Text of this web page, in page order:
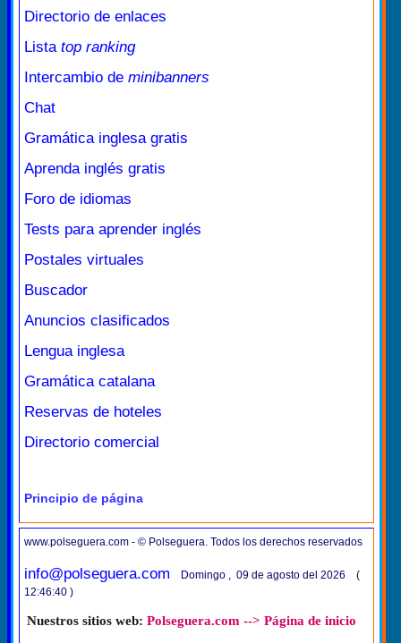
Directorio de enlaces
Lista top ranking
Intercambio de minibanners
Chat
Gramática inglesa gratis
Aprenda inglés gratis
Foro de idiomas
Tests para aprender inglés
Postales virtuales
Buscador
Anuncios clasificados
Lengua inglesa
Gramática catalana
Reservas de hoteles
Directorio comercial
Principio de página
www.polseguera.com - © Polseguera. Todos los derechos reservados
info@polseguera.com
Domingo , 09 de agosto del 2026 (
12:46:40 )
Nuestros sitios web: Polseguera.com --> Página de inicio